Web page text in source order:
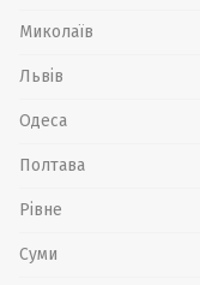
Миколаїв
Львів
Одеса
Полтава
Рівне
Суми